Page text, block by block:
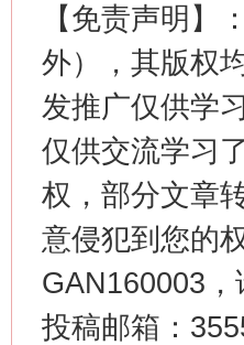
【免责声明】
外），其版权
发推广仅供学
仅供交流学习
权，部分文章
意侵犯到您的
GAN160003
投稿邮箱：
“刷贴”乱象丛生